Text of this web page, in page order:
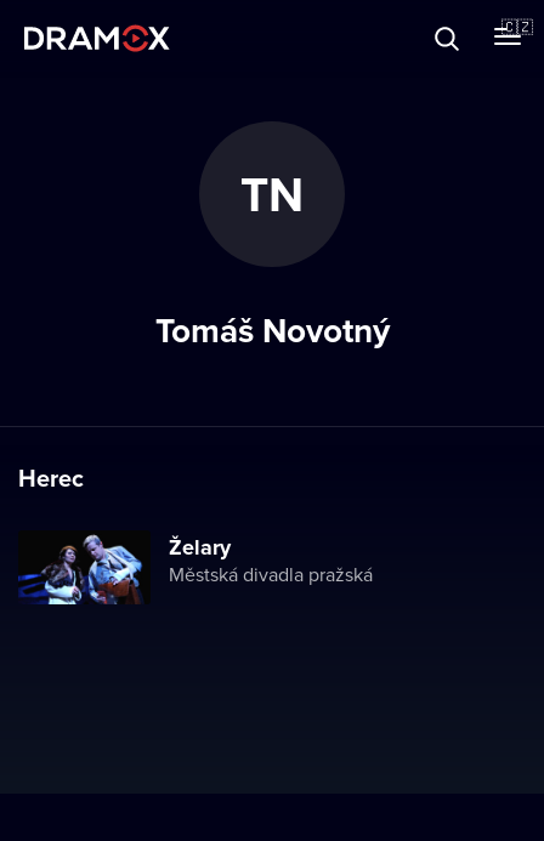
🇨🇿
TN
Tomáš Novotný
Herec
Želary
Městská divadla pražská